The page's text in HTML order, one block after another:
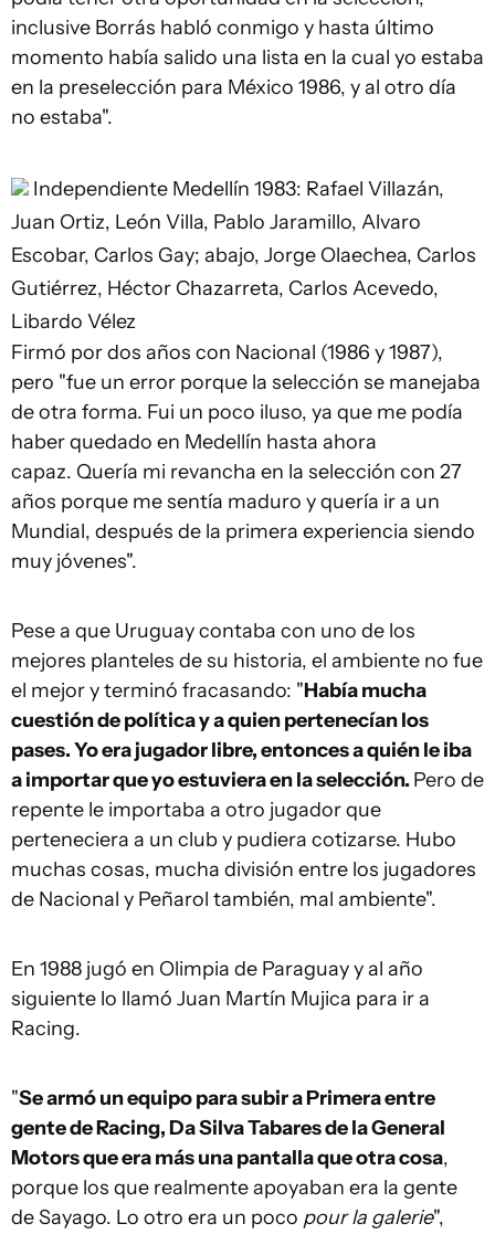
inclusive Borrás habló conmigo y hasta último
momento había salido una lista en la cual yo estaba
en la preselección para México 1986, y al otro día
no estaba".
Independiente Medellín 1983: Rafael Villazán,
Juan Ortiz, León Villa, Pablo Jaramillo, Alvaro
Escobar, Carlos Gay; abajo, Jorge Olaechea, Carlos
Gutiérrez, Héctor Chazarreta, Carlos Acevedo,
Libardo Vélez
Firmó por dos años con Nacional (1986 y 1987),
pero "fue un error porque la selección se manejaba
de otra forma. Fui un poco iluso, ya que me podía
haber quedado en Medellín hasta ahora
capaz. Quería mi revancha en la selección con 27
años porque me sentía maduro y quería ir a un
Mundial, después de la primera experiencia siendo
muy jóvenes".
Pese a que Uruguay contaba con uno de los
mejores planteles de su historia, el ambiente no fue
el mejor y terminó fracasando: "Había mucha
cuestión de política y a quien pertenecían los
pases. Yo era jugador libre, entonces a quién le iba
a importar que yo estuviera en la selección. Pero de
repente le importaba a otro jugador que
perteneciera a un club y pudiera cotizarse. Hubo
muchas cosas, mucha división entre los jugadores
de Nacional y Peñarol también, mal ambiente".
En 1988 jugó en Olimpia de Paraguay y al año
siguiente lo llamó Juan Martín Mujica para ir a
Racing.
"Se armó un equipo para subir a Primera entre
gente de Racing, Da Silva Tabares de la General
Motors que era más una pantalla que otra cosa,
porque los que realmente apoyaban era la gente
de Sayago. Lo otro era un poco pour la galerie",